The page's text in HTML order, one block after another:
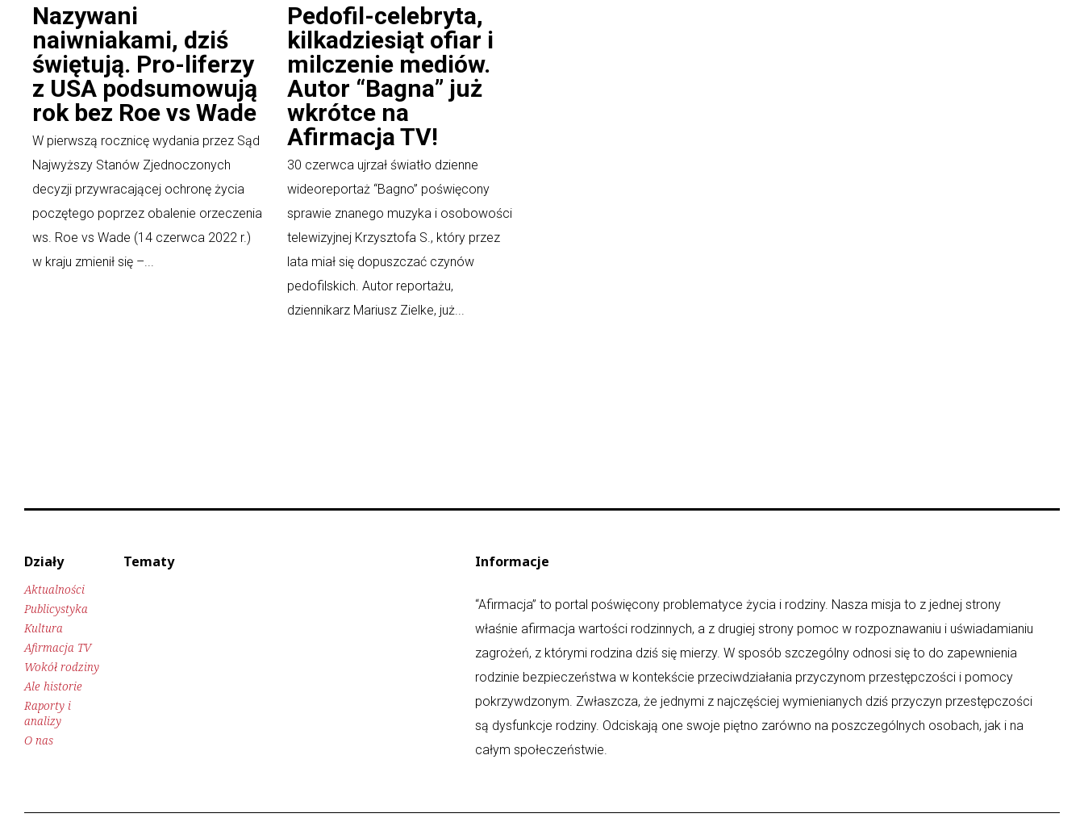
Nazywani
naiwniakami, dziś
świętują. Pro-liferzy
z USA podsumowują
rok bez Roe vs Wade
W pierwszą rocznicę wydania przez Sąd
Najwyższy Stanów Zjednoczonych
decyzji przywracającej ochronę życia
poczętego poprzez obalenie orzeczenia
ws. Roe vs Wade (14 czerwca 2022 r.)
w kraju zmienił się –...
Pedofil-celebryta,
kilkadziesiąt ofiar i
milczenie mediów.
Autor “Bagna” już
wkrótce na
Afirmacja TV!
30 czerwca ujrzał światło dzienne
wideoreportaż “Bagno” poświęcony
sprawie znanego muzyka i osobowości
telewizyjnej Krzysztofa S., który przez
lata miał się dopuszczać czynów
pedofilskich. Autor reportażu,
dziennikarz Mariusz Zielke, już...
Działy
Aktualności
Publicystyka
Kultura
Afirmacja TV
Wokół rodziny
Ale historie
Raporty i
analizy
O nas
Tematy Informacje
“Afirmacja” to portal poświęcony problematyce życia i rodziny. Nasza misja to z jednej strony
właśnie afirmacja wartości rodzinnych, a z drugiej strony pomoc w rozpoznawaniu i uświadamianiu
zagrożeń, z którymi rodzina dziś się mierzy. W sposób szczególny odnosi się to do zapewnienia
rodzinie bezpieczeństwa w kontekście przeciwdziałania przyczynom przestępczości i pomocy
pokrzywdzonym. Zwłaszcza, że jednymi z najczęściej wymienianych dziś przyczyn przestępczości
są dysfunkcje rodziny. Odciskają one swoje piętno zarówno na poszczególnych osobach, jak i na
całym społeczeństwie.